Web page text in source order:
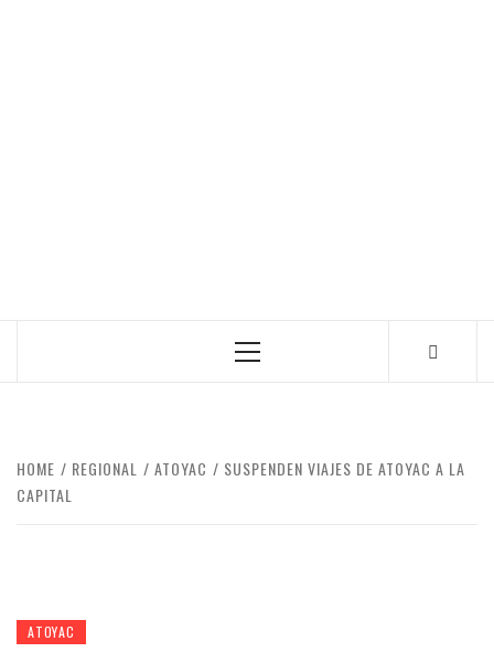
Primary
HOME REGIONAL ATOYAC
SUSPENDEN VIAJES DE ATOYAC A LA
CAPITAL
ATOYAC